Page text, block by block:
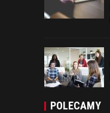
POLECAMY